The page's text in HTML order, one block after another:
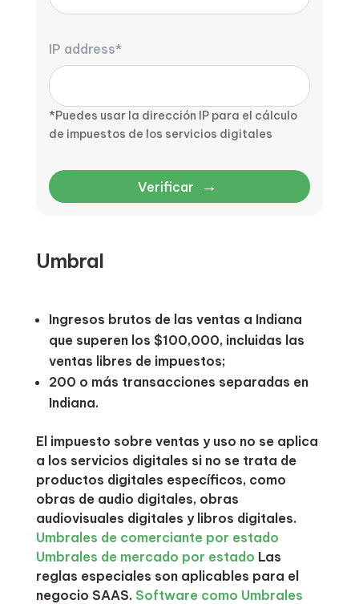
IP address*
*Puedes usar la dirección IP para el cálculo
de impuestos de los servicios digitales
Verificar →
Umbral
Ingresos brutos de las ventas a Indiana
que superen los $100,000, incluidas las
ventas libres de impuestos;
200 o más transacciones separadas en
Indiana.
El impuesto sobre ventas y uso no se aplica
a los servicios digitales si no se trata de
productos digitales específicos, como
obras de audio digitales, obras
audiovisuales digitales y libros digitales.
Umbrales de comerciante por estado
Umbrales de mercado por estado Las
reglas especiales son aplicables para el
negocio SAAS. Software como Umbrales